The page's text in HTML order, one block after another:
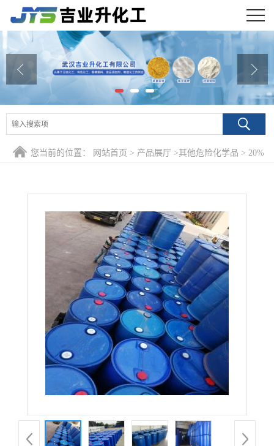
公司首页
公司介绍
产品展厅
证书荣誉
在线留言
您当前的位置： 网站首页 > 产品展厅 >其他危险化学品 > 20%